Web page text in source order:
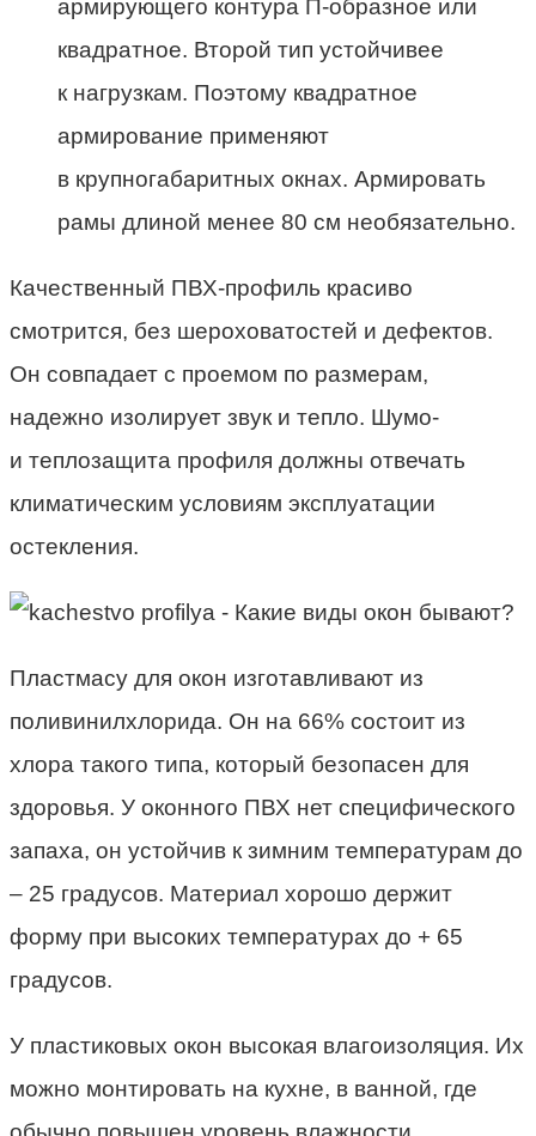
армирующего контура П-образное или
квадратное. Второй тип устойчивее
к нагрузкам. Поэтому квадратное
армирование применяют
в крупногабаритных окнах. Армировать
рамы длиной менее 80 см необязательно.
Качественный ПВХ-профиль красиво
смотрится, без шероховатостей и дефектов.
Он совпадает с проемом по размерам,
надежно изолирует звук и тепло. Шумо-
и теплозащита профиля должны отвечать
климатическим условиям эксплуатации
остекления.
Пластмасу для окон изготавливают из
поливинилхлорида. Он на 66% состоит из
хлора такого типа, который безопасен для
здоровья. У оконного ПВХ нет специфического
запаха, он устойчив к зимним температурам до
– 25 градусов. Материал хорошо держит
форму при высоких температурах до + 65
градусов.
У пластиковых окон высокая влагоизоляция. Их
можно монтировать на кухне, в ванной, где